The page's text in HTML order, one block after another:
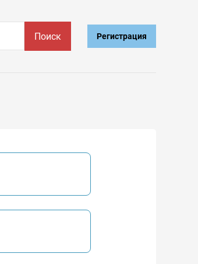
Поиск Регистрация